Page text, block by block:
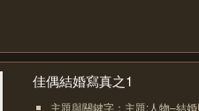
佳偶結婚寫真之1
主題與關鍵字：主題:人物–結